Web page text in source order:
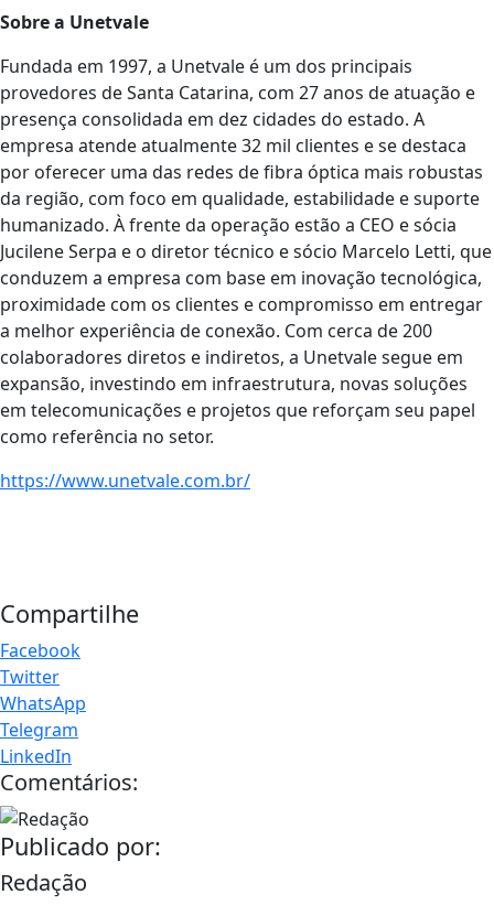
Sobre a Unetvale
Fundada em 1997, a Unetvale é um dos principais
provedores de Santa Catarina, com 27 anos de atuação e
presença consolidada em dez cidades do estado. A
empresa atende atualmente 32 mil clientes e se destaca
por oferecer uma das redes de fibra óptica mais robustas
da região, com foco em qualidade, estabilidade e suporte
humanizado. À frente da operação estão a CEO e sócia
Jucilene Serpa e o diretor técnico e sócio Marcelo Letti, que
conduzem a empresa com base em inovação tecnológica,
proximidade com os clientes e compromisso em entregar
a melhor experiência de conexão. Com cerca de 200
colaboradores diretos e indiretos, a Unetvale segue em
expansão, investindo em infraestrutura, novas soluções
em telecomunicações e projetos que reforçam seu papel
como referência no setor.
https://www.unetvale.com.br/
Compartilhe
Facebook
Twitter
WhatsApp
Telegram
LinkedIn
Comentários:
Publicado por:
Redação